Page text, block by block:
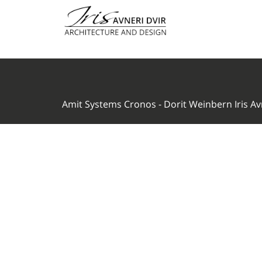
Amit Systems Cronos - Dorit Weinbern Iris